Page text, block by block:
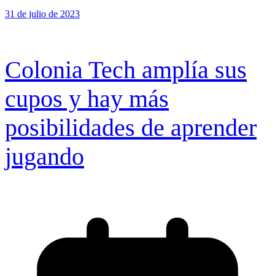
31 de julio de 2023
Colonia Tech amplía sus
cupos y hay más
posibilidades de aprender
jugando